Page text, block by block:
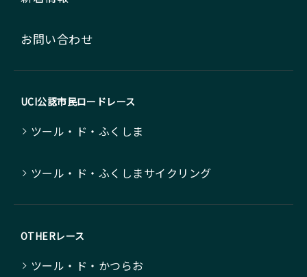
お問い合わせ
UCI公認市民ロードレース
ツール・ド・ふくしま
ツール・ド・ふくしまサイクリング
OTHERレース
ツール・ド・かつらお